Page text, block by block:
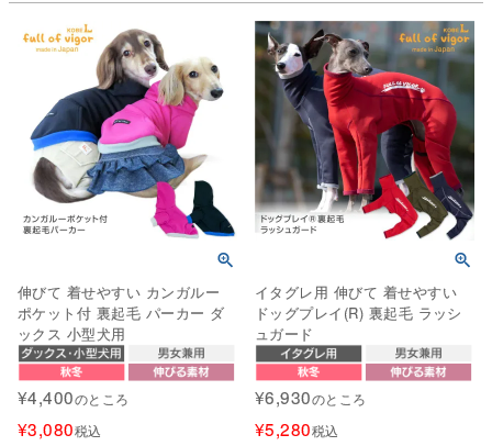
伸びて 着せやすい カンガルー
ポケット付 裏起毛 パーカー ダ
ックス 小型犬用
¥4,400のところ
¥3,080税込
イタグレ用 伸びて 着せやすい
ドッグプレイ(R) 裏起毛 ラッシ
ュガード
¥6,930のところ
¥5,280税込